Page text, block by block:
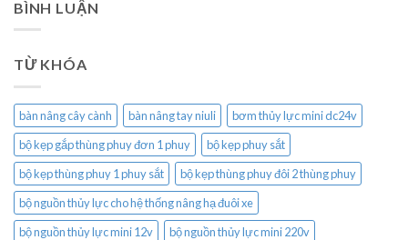
BÌNH LUẬN
TỪ KHÓA
bàn nâng cây cành bàn nâng tay niuli
bơm thủy lực mini dc24v
bộ kẹp gắp thùng phuy đơn 1 phuy
bộ kẹp phuy sắt
bộ kẹp thùng phuy 1 phuy sắt
bộ kẹp thùng phuy đôi 2 thùng phuy
bộ nguồn thủy lực cho hệ thống nâng hạ đuôi xe
bộ nguồn thủy lực mini 12v
bộ nguồn thủy lực mini 220v